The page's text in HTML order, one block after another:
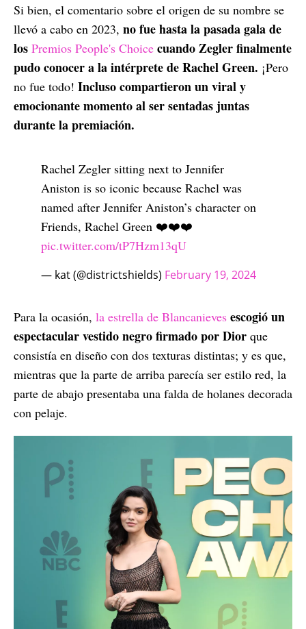
Si bien, el comentario sobre el origen de su nombre se
llevó a cabo en 2023, no fue hasta la pasada gala de
los Premios People's Choice cuando Zegler finalmente
pudo conocer a la intérprete de Rachel Green. ¡Pero
no fue todo! Incluso compartieron un viral y
emocionante momento al ser sentadas juntas
durante la premiación.
Rachel Zegler sitting next to Jennifer
Aniston is so iconic because Rachel was
named after Jennifer Aniston’s character on
Friends, Rachel Green ❤️❤️❤️
pic.twitter.com/tP7Hzm13qU
— kat (@districtshields) February 19, 2024
Para la ocasión, la estrella de Blancanieves escogió un
espectacular vestido negro firmado por Dior que
consistía en diseño con dos texturas distintas; y es que,
mientras que la parte de arriba parecía ser estilo red, la
parte de abajo presentaba una falda de holanes decorada
con pelaje.